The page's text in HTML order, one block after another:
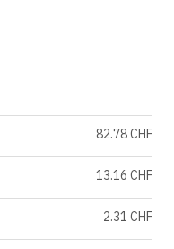
82.78 CHF
13.16 CHF
2.31 CHF